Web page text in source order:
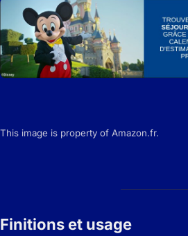
This image is property of Amazon.fr.
Finitions et usage